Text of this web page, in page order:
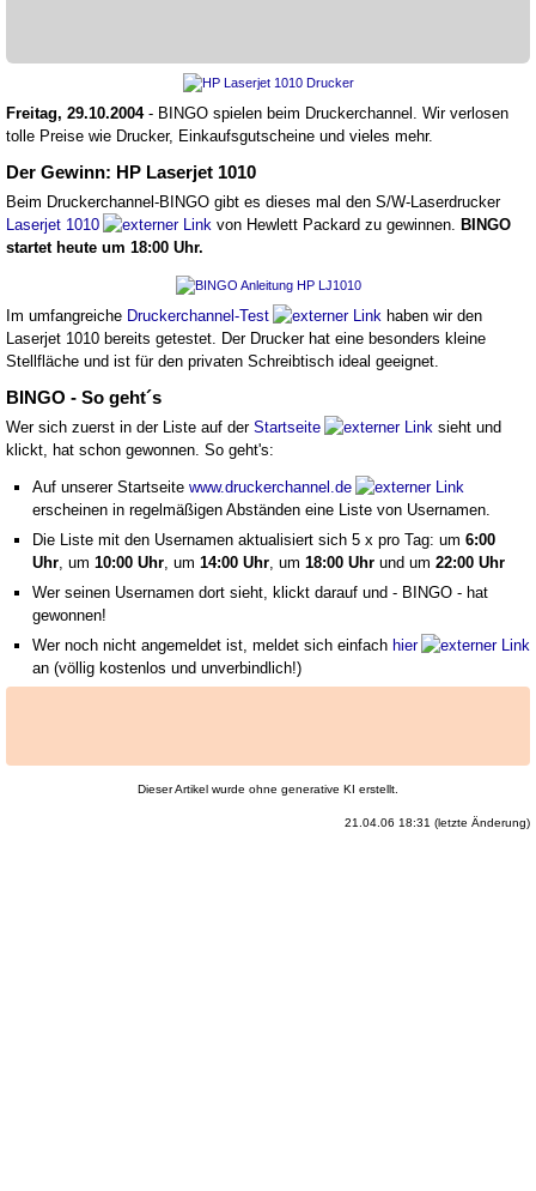
Freitag, 29.10.2004- BINGO spielen beim Druckerchannel. Wir verlosen
tolle Preise wie Drucker, Einkaufsgutscheine und vieles mehr.
Der Gewinn: HP Laserjet 1010
Beim Druckerchannel-BINGO gibt es dieses mal den S/W-Laserdrucker
Laserjet 1010
von Hewlett Packard zu gewinnen. BINGO
startet heute um 18:00 Uhr.
Im umfangreiche Druckerchannel-Test
haben wir den
Laserjet 1010 bereits getestet. Der Drucker hat eine besonders kleine
Stellfläche und ist für den privaten Schreibtisch ideal geeignet.
BINGO - So geht´s
Wer sich zuerst in der Liste auf der Startseite
sieht und
klickt, hat schon gewonnen. So geht's:
Auf unserer Startseite www.druckerchannel.de
erscheinen in regelmäßigen Abständen eine Liste von Usernamen.
Die Liste mit den Usernamen aktualisiert sich 5 x pro Tag: um 6:00
Uhr , um 10:00 Uhr , um 14:00 Uhr , um 18:00 Uhr und um 22:00 Uhr
Wer seinen Usernamen dort sieht, klickt darauf und - BINGO - hat
gewonnen!
Wer noch nicht angemeldet ist, meldet sich einfach hier
an (völlig kostenlos und unverbindlich!)
Dieser Artikel wurde ohne generative KI erstellt.
21.04.06 18:31 (letzte Änderung)